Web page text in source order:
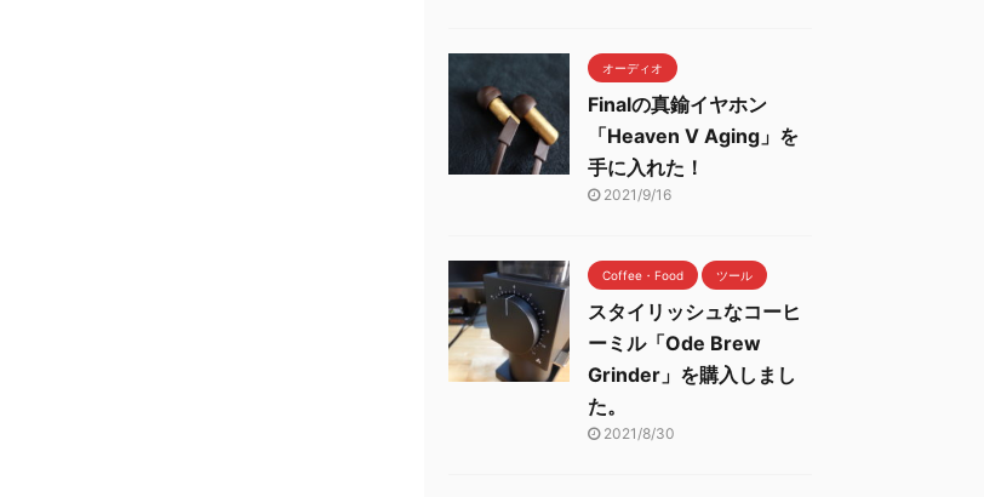
オーディオ
Finalの真鍮イヤホン
「Heaven V Aging」を
手に入れた！
2021/9/16
Coffee・Food ツール
スタイリッシュなコーヒ
ーミル「Ode Brew
Grinder」を購入しまし
た。
2021/8/30